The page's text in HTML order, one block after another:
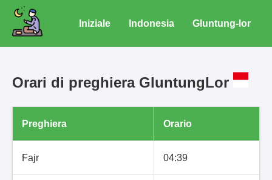
Iniziale Indonesia Gluntung-lor
Orari di preghiera GluntungLor
Preghiera Orario
Fajr 04:39